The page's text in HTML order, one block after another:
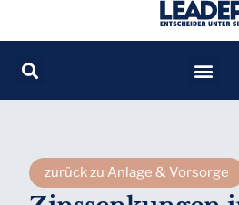
zurück zu Anlage & Vorsorge